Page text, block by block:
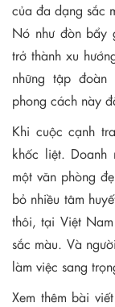
của đa dạng sắc
Nó như đòn bẩy
trở thành xu
những tập
phong cách này
Khi cuộc cạnh
khốc liệt. Doanh
một văn phòng
bỏ nhiều tâm
thôi, tại Việt
sắc màu. Và
làm việc sang
Xem thêm bài